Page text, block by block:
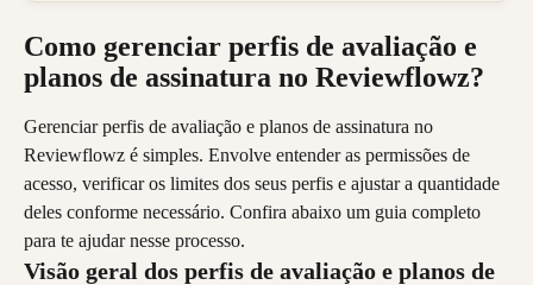
Como gerenciar perfis de avaliação e
planos de assinatura no Reviewflowz?
Gerenciar perfis de avaliação e planos de assinatura no
Reviewflowz é simples. Envolve entender as permissões de
acesso, verificar os limites dos seus perfis e ajustar a quantidade
deles conforme necessário. Confira abaixo um guia completo
para te ajudar nesse processo.
Visão geral dos perfis de avaliação e planos de